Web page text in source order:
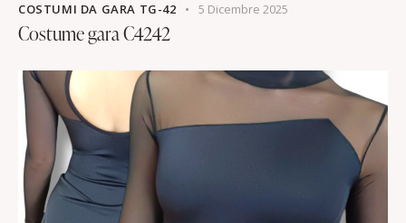
COSTUMI DA GARA TG-42 5 Dicembre 2025
Costume gara C4242